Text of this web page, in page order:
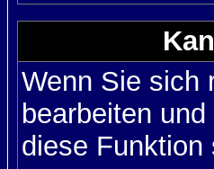
Wenn Sie sich
bearbeiten
diese Funktion